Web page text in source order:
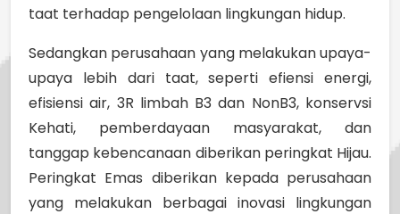
taat terhadap pengelolaan lingkungan hidup.
Sedangkan perusahaan yang melakukan upaya-
upaya lebih dari taat, seperti efiensi energi,
efisiensi air, 3R limbah B3 dan NonB3, konservsi
Kehati, pemberdayaan masyarakat, dan
tanggap kebencanaan diberikan peringkat Hijau.
Peringkat Emas diberikan kepada perusahaan
yang melakukan berbagai inovasi lingkungan